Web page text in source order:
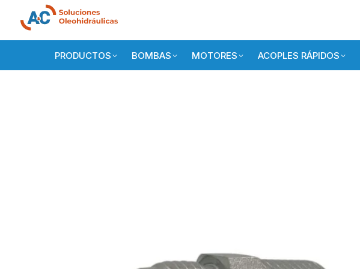
PRODUCTOS BOMBAS MOTORES ACOPLES RÁPIDOS